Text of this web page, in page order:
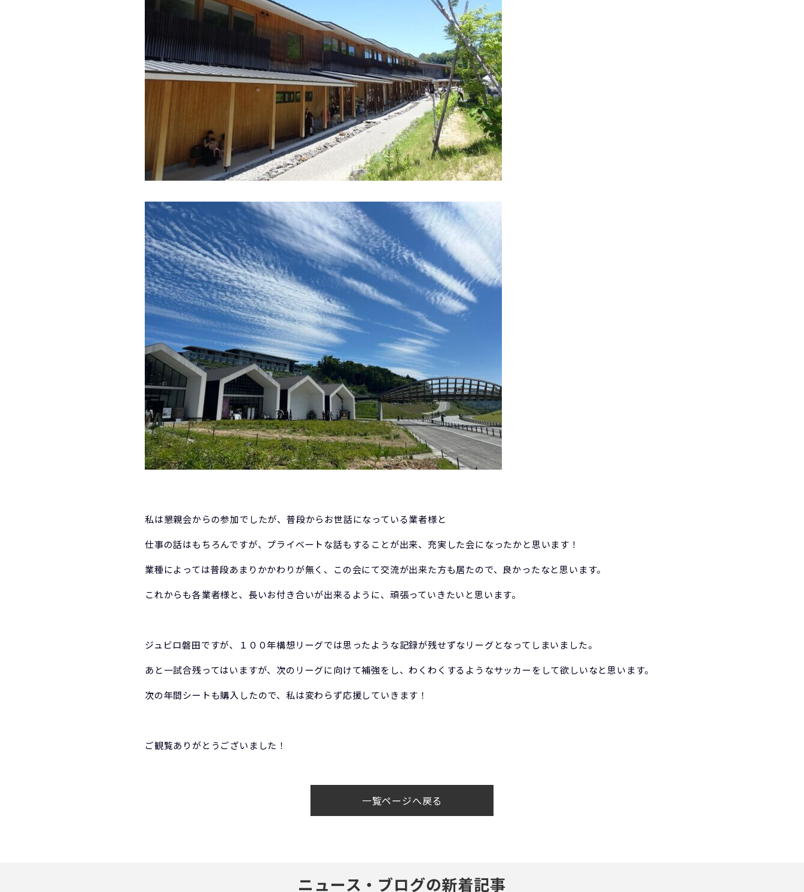
私は懇親会からの参加でしたが、普段からお世話になっている業者様と
仕事の話はもちろんですが、プライベートな話もすることが出来、充実した会になったかと思います！
業種によっては普段あまりかかわりが無く、この会にて交流が出来た方も居たので、良かったなと思います。
これからも各業者様と、長いお付き合いが出来るように、頑張っていきたいと思います。
ジュビロ磐田ですが、１００年構想リーグでは思ったような記録が残せずなリーグとなってしまいました。
あと一試合残ってはいますが、次のリーグに向けて補強をし、わくわくするようなサッカーをして欲しいなと思います。
次の年間シートも購入したので、私は変わらず応援していきます！
ご観覧ありがとうございました！
一覧ページへ戻る
ニュース・ブログの新着記事